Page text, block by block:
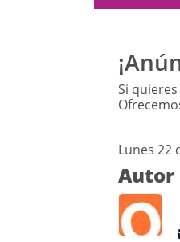
Si
Lunes 22
Autor